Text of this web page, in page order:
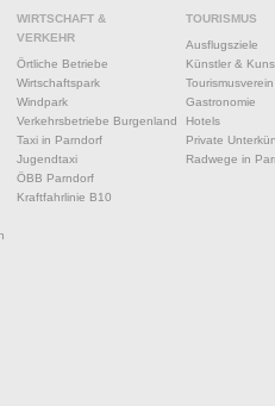
WIRTSCHAFT &
VERKEHR
Örtliche Betriebe
Wirtschaftspark
Windpark
Verkehrsbetriebe Burgenland
Taxi in Parndorf
Jugendtaxi
ÖBB Parndorf
Kraftfahrlinie B10
TOURISMUS
Ausflugsziele
Künstler &
Tourismusverein
Gastronomie
Hotels
Private
Radwege in